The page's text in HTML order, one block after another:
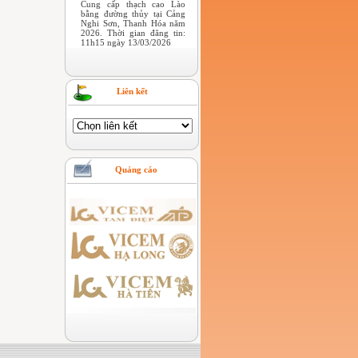
Cung cấp thạch cao Lào
bằng đường thủy tại Cảng
Nghi Sơn, Thanh Hóa năm
2026. Thời gian đăng tin:
11h15 ngày 13/03/2026
Liên kết
Quảng cáo